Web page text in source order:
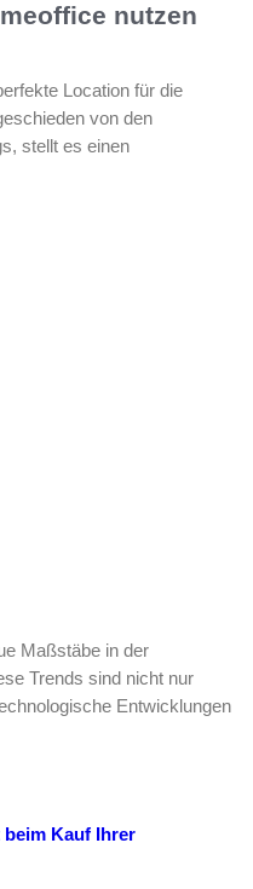
nutzen
Location für die
von den
stellt es einen
Maßstäbe in der
Trends sind nicht nur
Entwicklungen